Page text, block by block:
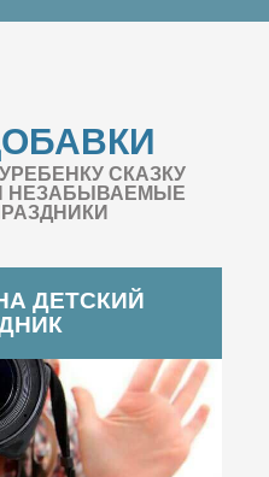
СКАЗКУ
НЕЗАБЫВАЕМЫЕ
ДЕТСКИЙ